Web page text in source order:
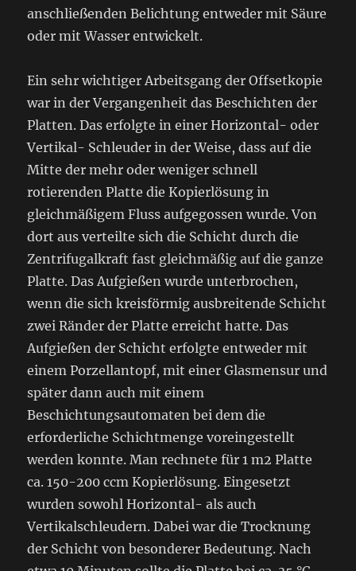
anschließenden Belichtung entweder mit Säure
oder mit Wasser entwickelt.
Ein sehr wichtiger Arbeitsgang der Offsetkopie
war in der Vergangenheit das Beschichten der
Platten. Das erfolgte in einer Horizontal- oder
Vertikal- Schleuder in der Weise, dass auf die
Mitte der mehr oder weniger schnell
rotierenden Platte die Kopierlösung in
gleichmäßigem Fluss aufgegossen wurde. Von
dort aus verteilte sich die Schicht durch die
Zentrifugalkraft fast gleichmäßig auf die ganze
Platte. Das Aufgießen wurde unterbrochen,
wenn die sich kreisförmig ausbreitende Schicht
zwei Ränder der Platte erreicht hatte. Das
Aufgießen der Schicht erfolgte entweder mit
einem Porzellantopf, mit einer Glasmensur und
später dann auch mit einem
Beschichtungsautomaten bei dem die
erforderliche Schichtmenge voreingestellt
werden konnte. Man rechnete für 1 m2 Platte
ca. 150-200 ccm Kopierlösung. Eingesetzt
wurden sowohl Horizontal- als auch
Vertikalschleudern. Dabei war die Trocknung
der Schicht von besonderer Bedeutung. Nach